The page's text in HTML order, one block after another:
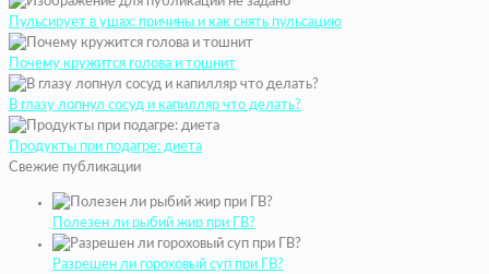
Пульсирует в ушах: причины и как снять пульсацию
Почему кружится голова и тошнит
В глазу лопнул сосуд и капилляр что делать?
Продукты при подагре: диета
Свежие публикации
Полезен ли рыбий жир при ГВ?
Разрешен ли гороховый суп при ГВ?